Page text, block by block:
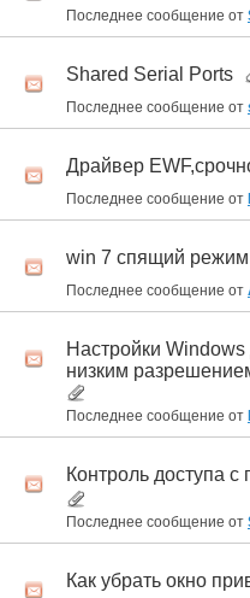
Последнее сообщение от
Shared Serial Ports
Последнее сообщение от
Драйвер
Последнее сообщение от
win 7 спящий режим
Последнее сообщение от
Настройки
низким
Последнее сообщение от
Контроль доступа
Последнее сообщение от
Как убрать окно